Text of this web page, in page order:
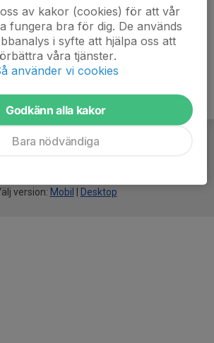
version: Mobil Desktop
av kakor (cookies) för att vår
fungera bra för dig. De används
i syfte att hjälpa oss att
våra tjänster.
använder vi cookies
Godkänn alla kakor
Bara nödvändiga